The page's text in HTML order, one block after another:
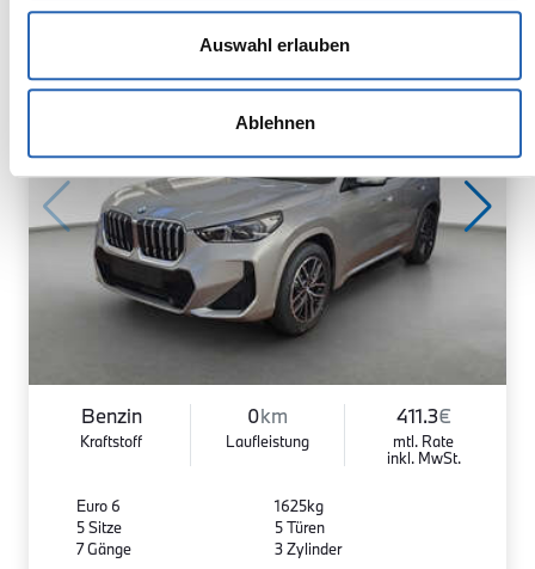
Auswahl erlauben
Ablehnen
Benzin
Kraftstoff
0km
Laufleistung
411.3€
mtl. Rate
inkl. MwSt.
Euro 6
5 Sitze
7 Gänge
1625kg
5 Türen
3 Zylinder